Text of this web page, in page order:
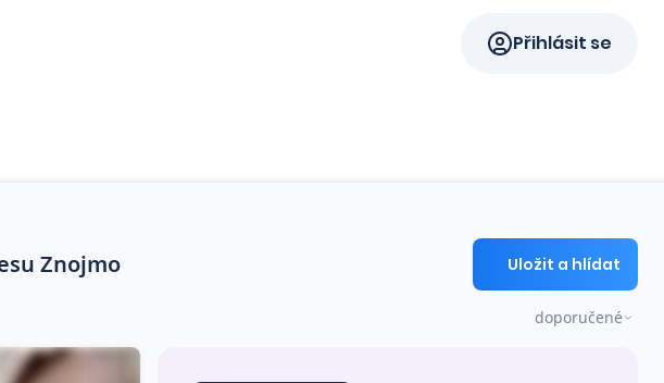
Přihlásit se
Znojmo Uložit a hlídat
doporučené